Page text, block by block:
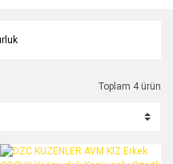
Toplam 4 ürün